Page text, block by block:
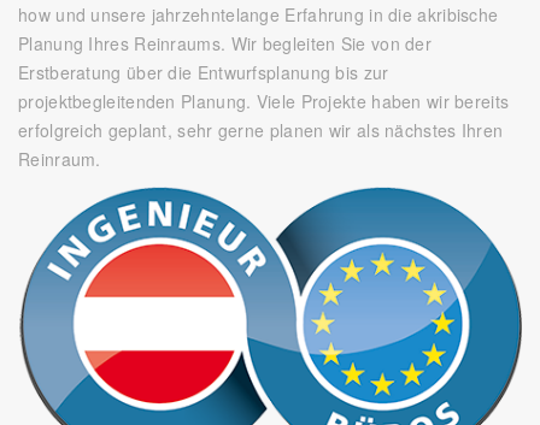
how und unsere jahrzehntelange Erfahrung in die akribische
Planung Ihres Reinraums. Wir begleiten Sie von der
Erstberatung über die Entwurfsplanung bis zur
projektbegleitenden Planung. Viele Projekte haben wir bereits
erfolgreich geplant, sehr gerne planen wir als nächstes Ihren
Reinraum.